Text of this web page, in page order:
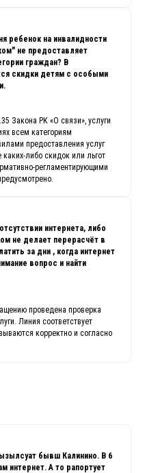
ребенок на инвалидности
не предоставляет
граждан? В
скидки детям с особыми
Закона РК «О связи», услуги
всем категориям
предоставления услуг
либо скидок или льгот
регламентирующими
интернета, либо
не делает перерасчёт в
за дни , когда интернет
вопрос и найти
проведена проверка
Линия соответствует
корректно и согласно
бывш Калинино. В 6
интернет. А то рапортует